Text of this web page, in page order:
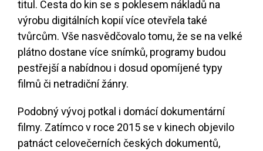
titul. Cesta do kin se s poklesem nákladů na
výrobu digitálních kopií více otevřela také
tvůrcům. Vše nasvědčovalo tomu, že se na velké
plátno dostane více snímků, programy budou
pestřejší a nabídnou i dosud opomíjené typy
filmů či netradiční žánry.
Podobný vývoj potkal i domácí dokumentární
filmy. Zatímco v roce 2015 se v kinech objevilo
patnáct celovečerních českých dokumentů,